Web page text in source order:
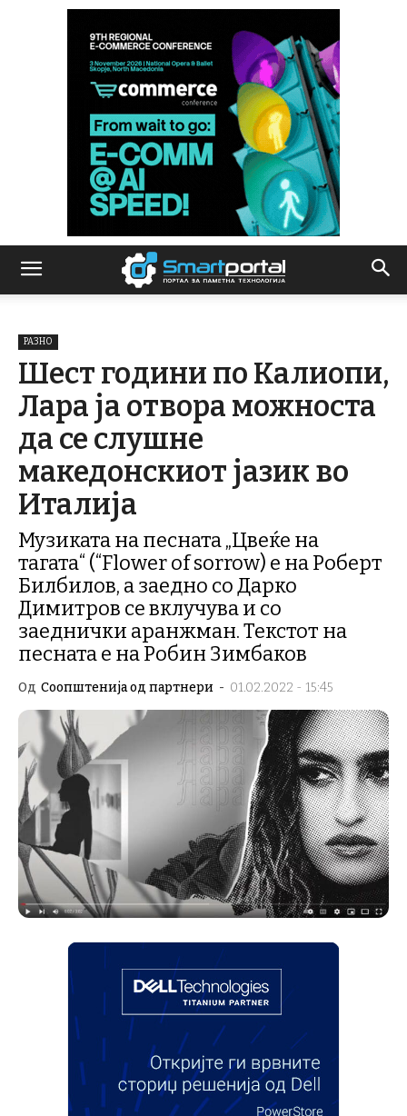
РАЗНО
Шест години по Калиопи,
Лара ја отвора можноста
да се слушне
македонскиот јазик во
Италија
Музиката на песната „Цвеќе на
тагата“ (“Flower of sorrow) е на Роберт
Билбилов, а заедно со Дарко
Димитров се вклучува и со
заеднички аранжман. Текстот на
песната е на Робин Зимбаков
Од Соопштенија од партнери - 01.02.2022 - 15:45